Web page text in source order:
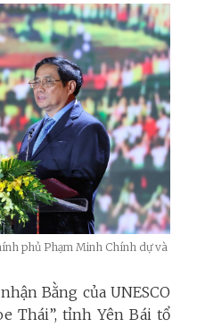
phủ Phạm Minh Chính dự và
Bằng của UNESCO
Thái”, tỉnh Yên Bái tổ